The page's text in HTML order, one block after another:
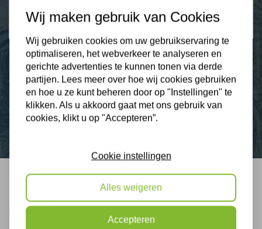
9,3
Nieuws
Contact
Bel mij terug
Gratis, vrijblijvend advies
Wij maken gebruik van Cookies
Wij gebruiken cookies om uw gebruikservaring te
optimaliseren, het webverkeer te analyseren en
gerichte advertenties te kunnen tonen via derde
partijen. Lees meer over hoe wij cookies gebruiken
en hoe u ze kunt beheren door op "Instellingen" te
klikken. Als u akkoord gaat met ons gebruik van
cookies, klikt u op "Accepteren”.
Cookie instellingen
Alles weigeren
Accepteren